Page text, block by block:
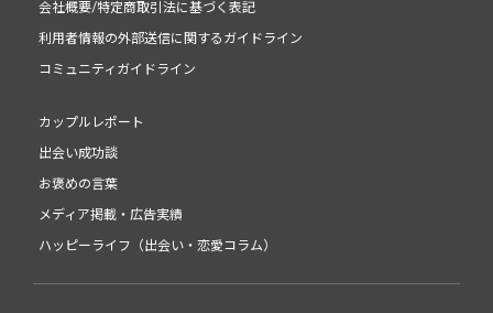
会社概要/特定商取引法に基づく表記
利用者情報の外部送信に関するガイドライン
コミュニティガイドライン
カップルレポート
出会い成功談
お褒めの言葉
メディア掲載・広告実績
ハッピーライフ（出会い・恋愛コラム）